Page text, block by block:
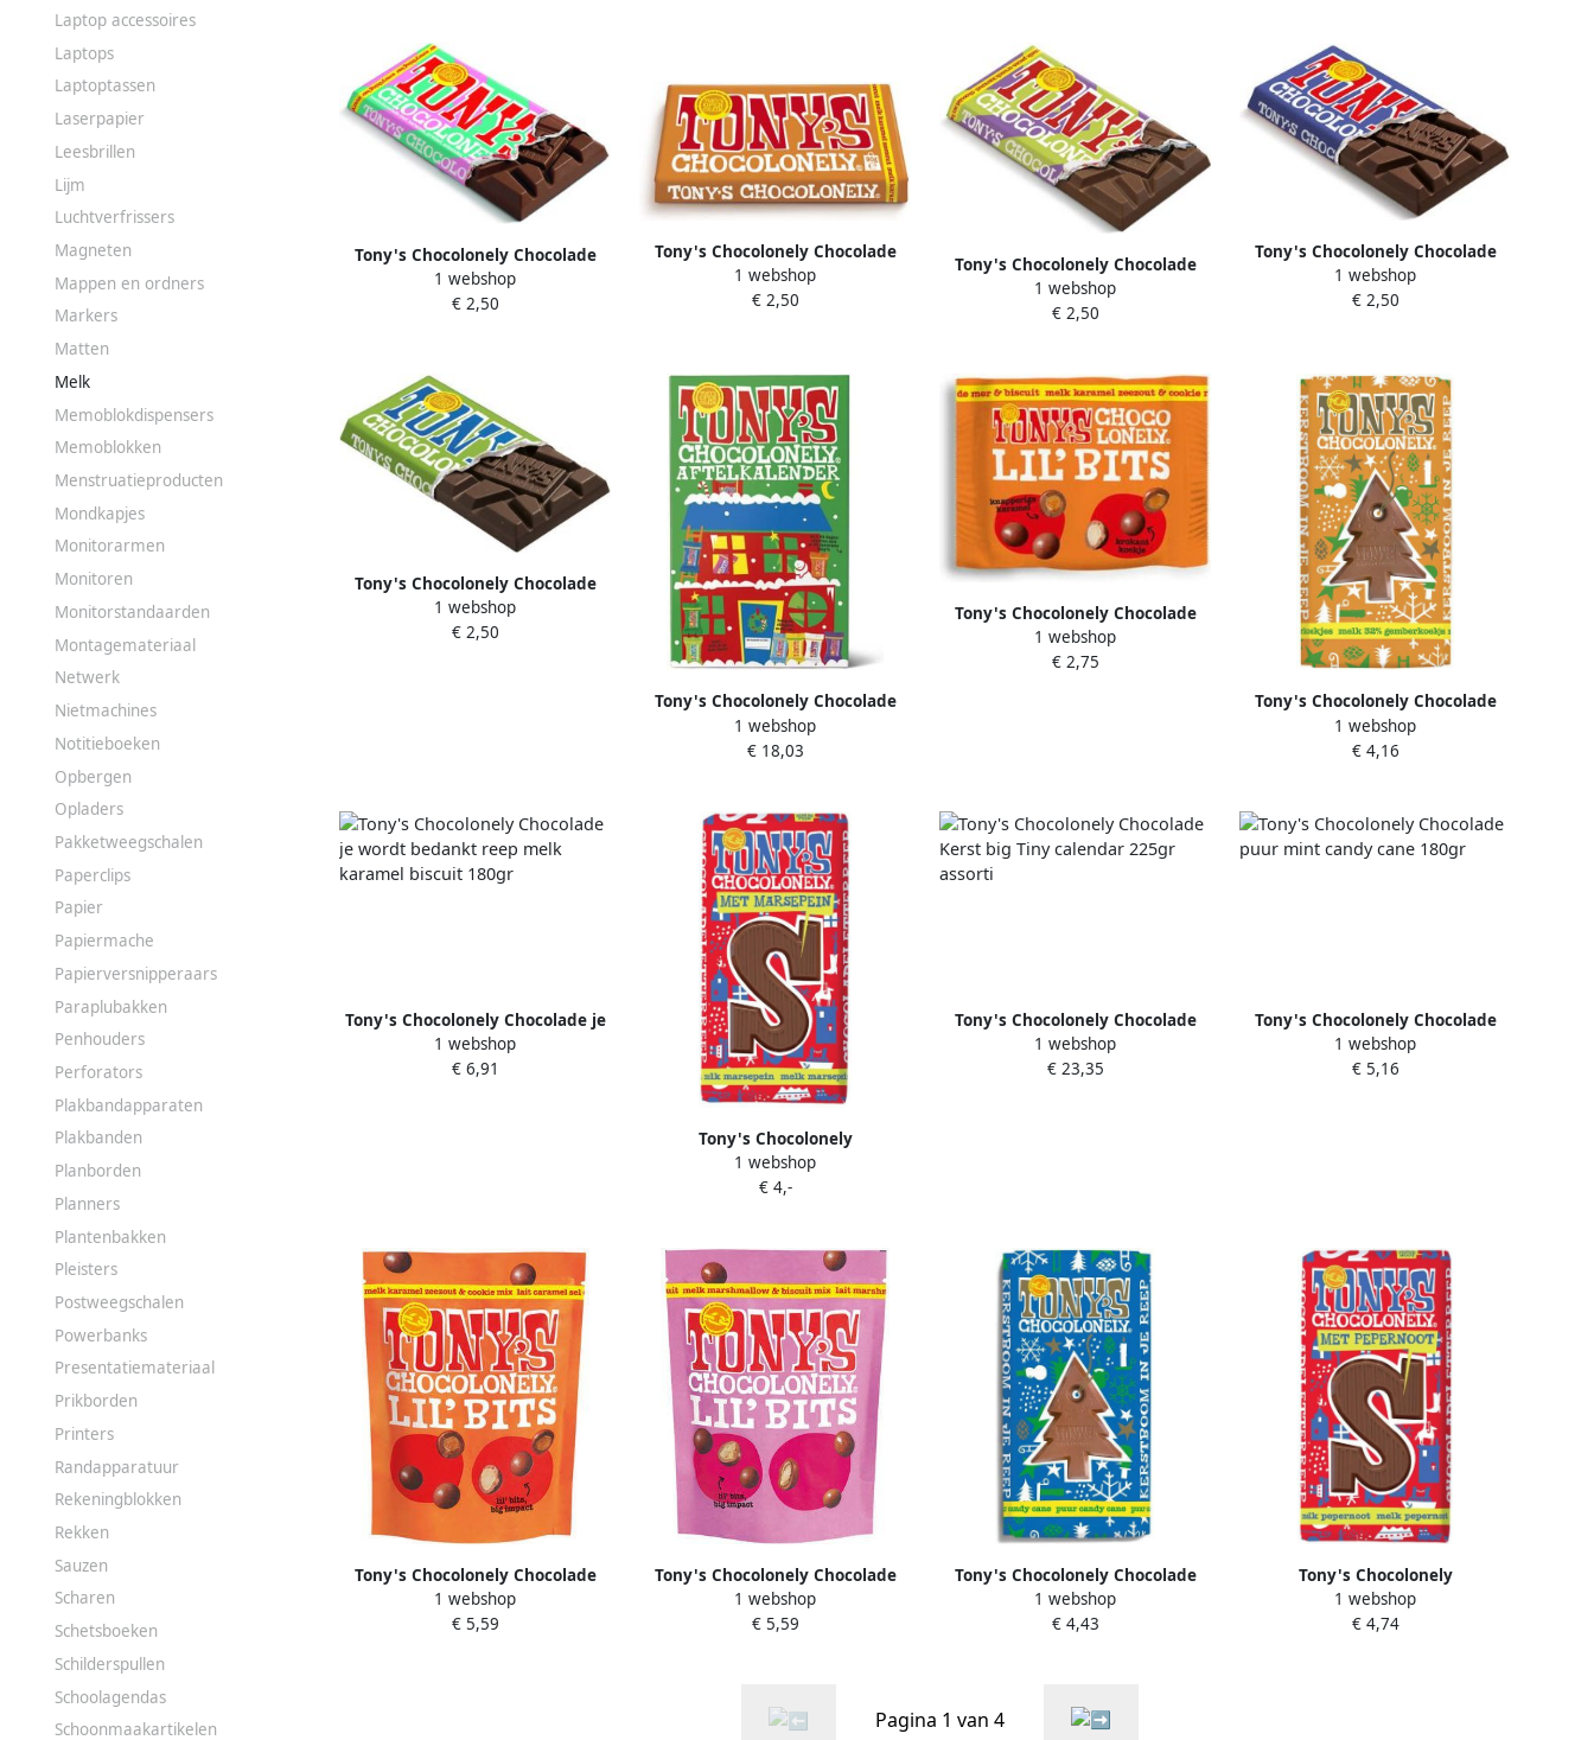
Laptop accessoires
Laptops
Laptoptassen
Laserpapier
Leesbrillen
Lijm
Luchtverfrissers
Magneten
Mappen en ordners
Markers
Matten
Melk
Memoblokdispensers
Memoblokken
Menstruatieproducten
Mondkapjes
Monitorarmen
Monitoren
Monitorstandaarden
Montagemateriaal
Netwerk
Nietmachines
Notitieboeken
Opbergen
Opladers
Pakketweegschalen
Paperclips
Papier
Papiermache
Papierversnipperaars
Paraplubakken
Penhouders
Perforators
Plakbandapparaten
Plakbanden
Planborden
Planners
Plantenbakken
Pleisters
Postweegschalen
Powerbanks
Presentatiemateriaal
Prikborden
Printers
Randapparatuur
Rekeningblokken
Rekken
Sauzen
Scharen
Schetsboeken
Schilderspullen
Schoolagendas
Schoonmaakartikelen
Tony's Chocolonely Chocolade
melk everything reep 90 gram
1 webshop
€ 2,50
Tony's Chocolonely Chocolade
melk karamel zeezout reep 90
gram
1 webshop
€ 2,50
Tony's Chocolonely Chocolade
melk karamel pecan crunch reep
90 gram
1 webshop
€ 2,50
Tony's Chocolonely Chocolade
donkere melk pretzel toffee reep
90 gram
1 webshop
€ 2,50
Tony's Chocolonely Chocolade
puur amandel zeezout reep 90
gram
1 webshop
€ 2,50
Tony's Chocolonely Chocolade
Kerst big Tiny calendar 225gr
assorti
1 webshop
€ 18,03
Tony's Chocolonely Chocolade
Lil'Bits karamel zeezout & cookie
mix 40 gram
1 webshop
€ 2,75
Tony's Chocolonely Chocolade
Kerst melk gemberkoekjes 180gr
1 webshop
€ 4,16
Tony's Chocolonely Chocolade je
wordt bedankt reep melk
karamel biscuit 180gr
1 webshop
€ 6,91
Tony's Chocolonely
Chocoladeletter melk marsepein
S 180gr
1 webshop
€ 4,-
Tony's Chocolonely Chocolade
Kerst big Tiny calendar 225gr
assorti
1 webshop
€ 23,35
Tony's Chocolonely Chocolade
puur mint candy cane 180gr
1 webshop
€ 5,16
Tony's Chocolonely Chocolade
Lil'Bits melk karamel zeezout
biscuit 120 gram
1 webshop
€ 5,59
Tony's Chocolonely Chocolade
Lil'Bits melk marshmellow biscuit
120 gram
1 webshop
€ 5,59
Tony's Chocolonely Chocolade
reep 180gr puur mint candy cane
1 webshop
€ 4,43
Tony's Chocolonely
Chocoladeletter melk pepernoot
S 180gr
1 webshop
€ 4,74
Pagina 1 van 4